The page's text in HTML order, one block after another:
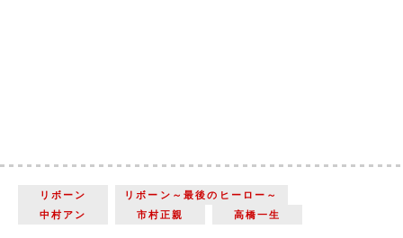
リボーン
リボーン～最後のヒーロー～
中村アン
市村正親 高橋一生